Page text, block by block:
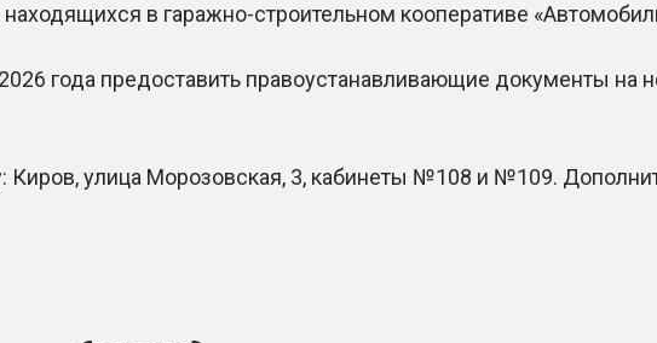
находящихся в гаражно-строительном кооперативе
года предоставить правоустанавливающие документы на
улица Морозовская, 3, кабинеты №108 и №109.